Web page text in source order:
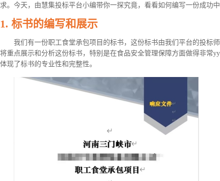
求。今天，由慧集投标平台小编带你一探究竟，看看如何编写一份成功
1. 标书的编写和展示
我们有一份职工食堂承包项目的标书， 这份标书由我们平台的投标
将重点展示和分析这份标书，特别是在食品安全管理保障方面做得非常
体现了标书的专业性和完整性。